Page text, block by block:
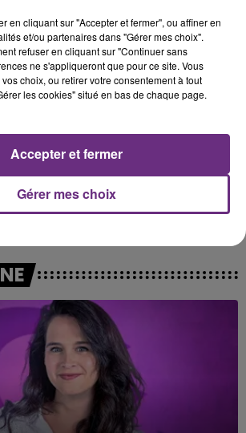
&
20h55
20h55
en cliquant sur "Accepter et fermer", ou affiner en
et/ou partenaires dans "Gérer mes choix".
refuser en cliquant sur "Continuer sans
ne s'appliqueront que pour ce site. Vous
choix, ou retirer votre consentement à tout
les cookies" situé en bas de chaque page.
Gérer mes choix
Accepter et fermer